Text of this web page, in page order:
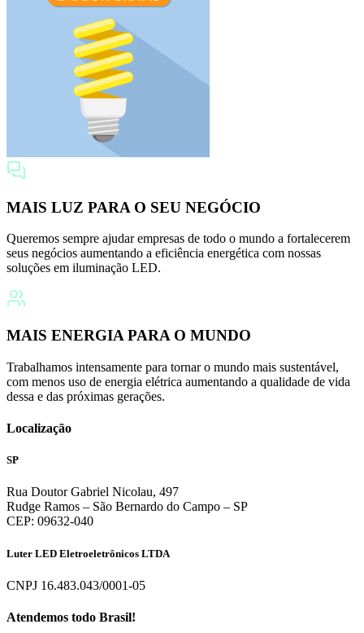
MAIS LUZ PARA O SEU NEGÓCIO
Queremos sempre ajudar empresas de todo o mundo a fortalecerem
seus negócios aumentando a eficiência energética com nossas
soluções em iluminação LED.
MAIS ENERGIA PARA O MUNDO
Trabalhamos intensamente para tornar o mundo mais sustentável,
com menos uso de energia elétrica aumentando a qualidade de vida
dessa e das próximas gerações.
Localização
SP
Rua Doutor Gabriel Nicolau, 497
Rudge Ramos – São Bernardo do Campo – SP
CEP: 09632-040
Luter LED Eletroeletrônicos LTDA
CNPJ 16.483.043/0001-05
Atendemos todo Brasil!